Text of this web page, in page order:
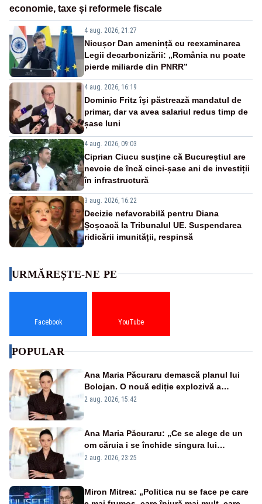
economie, taxe și reformele fiscale
4 aug. 2026, 21:27
Nicușor Dan amenință cu reexaminarea
Legii decarbonizării: „România nu poate
pierde miliarde din PNRR”
4 aug. 2026, 16:19
Dominic Fritz își păstrează mandatul de
primar, dar va avea salariul redus timp de
șase luni
4 aug. 2026, 09:03
Ciprian Ciucu susține că Bucureștiul are
nevoie de încă cinci-șase ani de investiții
în infrastructură
3 aug. 2026, 16:22
Decizie nefavorabilă pentru Diana
Șoșoacă la Tribunalul UE. Suspendarea
ridicării imunității, respinsă
URMĂREȘTE-NE PE
Facebook YouTube
POPULAR
Ana Maria Păcuraru demască planul lui
Bolojan. O nouă ediție explozivă a
emisiunii „Miza Zilei” la Realitatea PLUS
2 aug. 2026, 15:42
Ana Maria Păcuraru: „Ce se alege de un
om căruia i se închide singura lui
portiță?”
2 aug. 2026, 23:25
Miron Mitrea: „Politica nu se face pe care